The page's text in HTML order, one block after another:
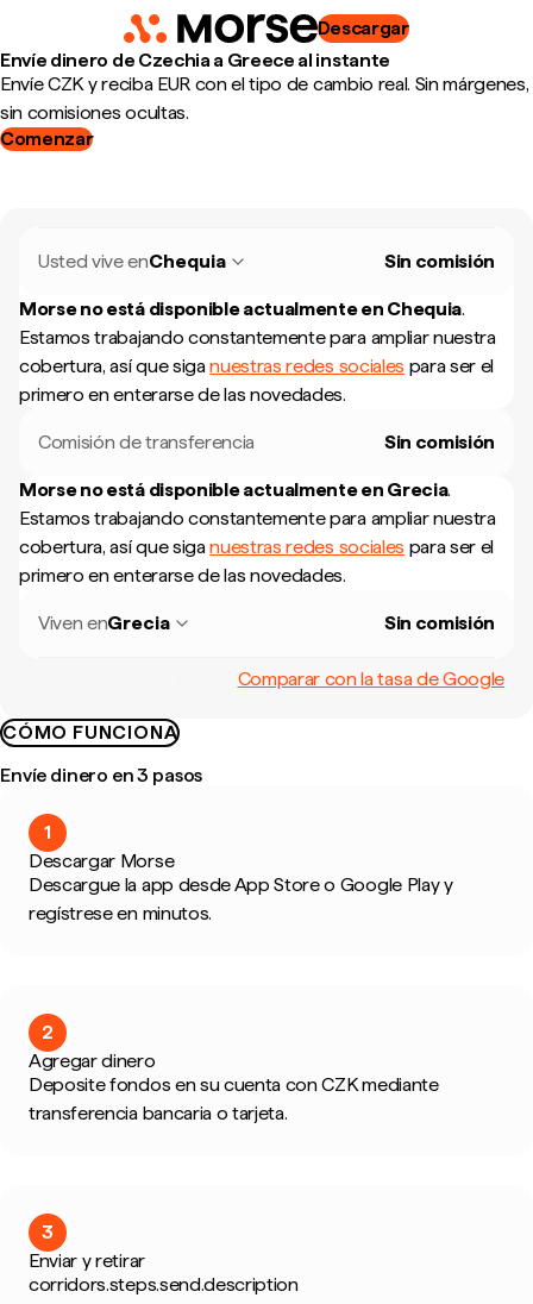
Descargar
Envíe dinero de Czechia a Greece al instante
Envíe CZK y reciba EUR con el tipo de cambio real. Sin márgenes,
sin comisiones ocultas.
Comenzar
Usted vive enChequia Sin comisión
Morse no está disponible actualmente en Chequia.
Estamos trabajando constantemente para ampliar nuestra
cobertura, así que siganuestras redes sociales para ser el
primero en enterarse de las novedades.
Comisión de transferencia Sin comisión
Morse no está disponible actualmente en Grecia.
Estamos trabajando constantemente para ampliar nuestra
cobertura, así que siganuestras redes sociales para ser el
primero en enterarse de las novedades.
Viven enGrecia Sin comisión
Comparar con la tasa de Google
CÓMO FUNCIONA
Envíe dinero en 3 pasos
1
Descargar Morse
Descargue la app desde App Store o Google Play y
regístrese en minutos.
2
Agregar dinero
Deposite fondos en su cuenta con CZK mediante
transferencia bancaria o tarjeta.
3
Enviar y retirar
corridors.steps.send.description